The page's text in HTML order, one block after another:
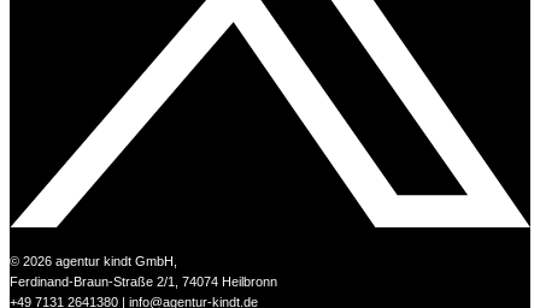
© 2026 agentur kindt GmbH,
Ferdinand-Braun-Straße 2/1, 74074 Heilbronn
+49 7131 2641380
info@agentur-kindt.de